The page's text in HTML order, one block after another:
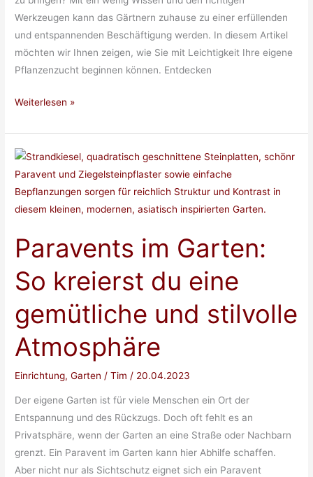
Werkzeugen kann das Gärtnern zuhause zu einer erfüllenden
und entspannenden Beschäftigung werden. In diesem Artikel
möchten wir Ihnen zeigen, wie Sie mit Leichtigkeit Ihre eigene
Pflanzenzucht beginnen können. Entdecken
Ein
Daumen
für
jedermann:
Starte
deine
Pflanzenzucht
mit
Leichtigkeit
Weiterlesen »
Paravents im Garten:
So kreierst du eine
gemütliche und stilvolle
Atmosphäre
Einrichtung,Garten /Tim / 20.04.2023
Der eigene Garten ist für viele Menschen ein Ort der
Entspannung und des Rückzugs. Doch oft fehlt es an
Privatsphäre, wenn der Garten an eine Straße oder Nachbarn
grenzt. Ein Paravent im Garten kann hier Abhilfe schaffen.
Aber nicht nur als Sichtschutz eignet sich ein Paravent